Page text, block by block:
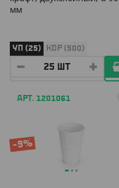
мм
УП (25) КОР (500)
АРТ. 1201061
-9%